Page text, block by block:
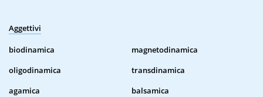
Aggettivi
biodinamica
magnetodinamica
oligodinamica
transdinamica
agamica
balsamica